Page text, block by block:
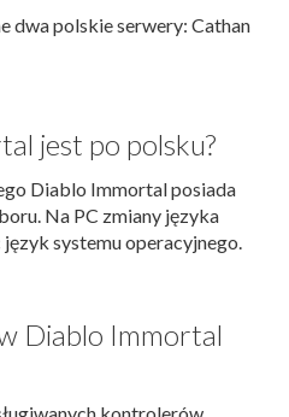
dwa polskie serwery: Cathan
jest po polsku?
Diablo Immortal posiada
Na PC zmiany języka
systemu operacyjnego.
Diablo Immortal